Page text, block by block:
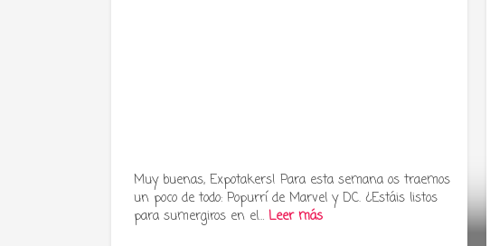
Muy buenas, Expotakers! Para esta semana os traemos
un poco de todo: Popurrí de Marvel y DC. ¿Estáis listos
para sumergiros en el…Leer más